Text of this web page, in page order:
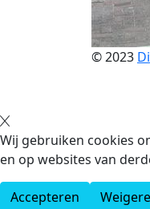
© 2023
Wij gebruiken cookies
en op websites van
Accepteren